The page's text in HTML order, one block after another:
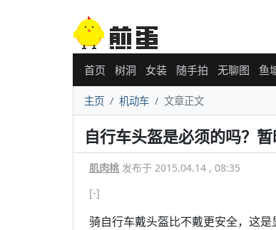
首页 树洞 女装 随手拍 无聊图 鱼
主页 机动车 文章正文
自行车头盔是必须的吗？
肌肉桃 发布于 2015.04.14 , 08:35
[-]
骑自行车戴头盔比不戴更安全，这